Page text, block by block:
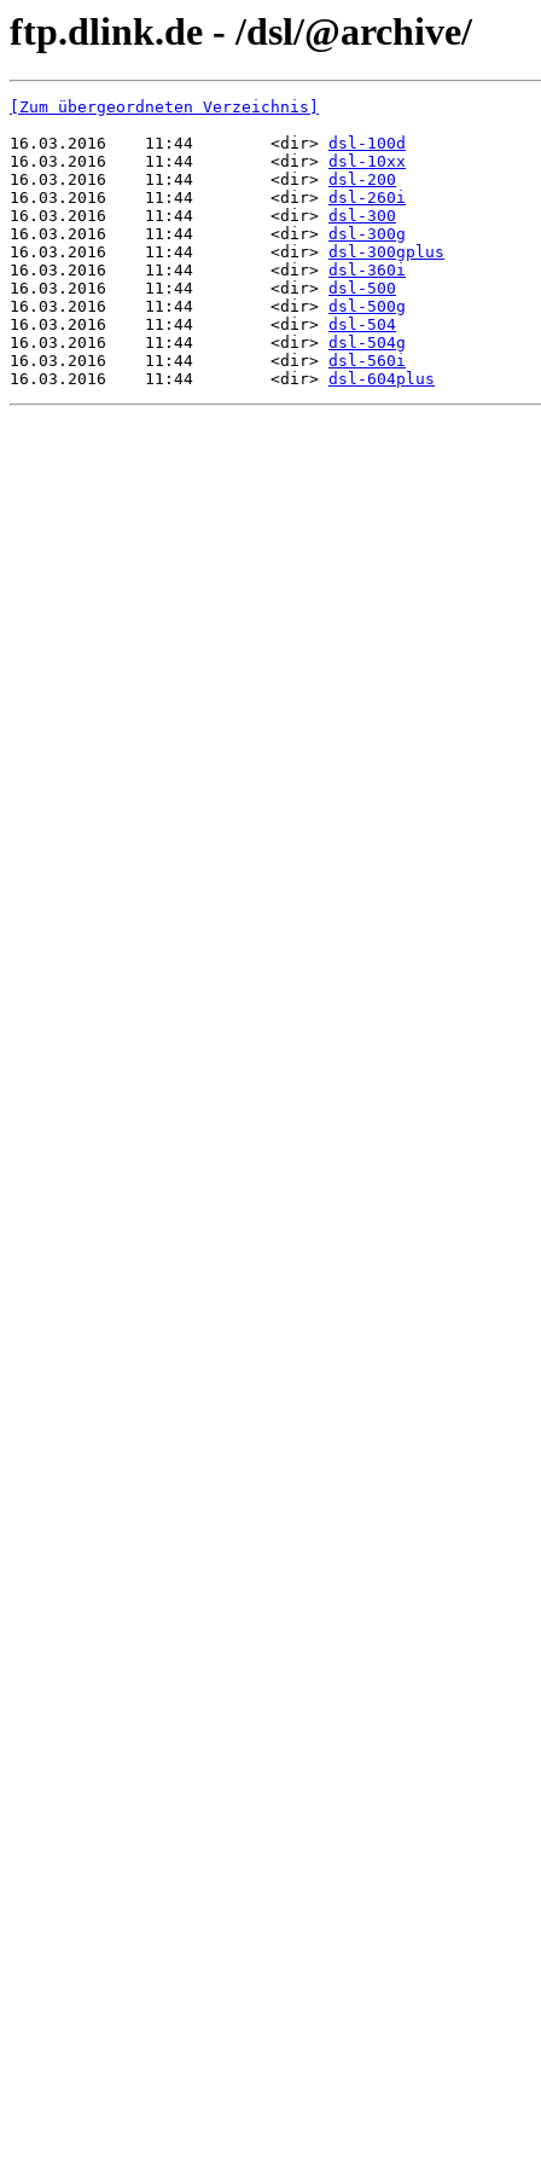
ftp.dlink.de - /dsl/@archive/
[Zum übergeordneten Verzeichnis]
16.03.2016    11:44        <dir> dsl-100d
16.03.2016    11:44        <dir> dsl-10xx
16.03.2016    11:44        <dir> dsl-200
16.03.2016    11:44        <dir> dsl-260i
16.03.2016    11:44        <dir> dsl-300
16.03.2016    11:44        <dir> dsl-300g
16.03.2016    11:44        <dir> dsl-300gplus
16.03.2016    11:44        <dir> dsl-360i
16.03.2016    11:44        <dir> dsl-500
16.03.2016    11:44        <dir> dsl-500g
16.03.2016    11:44        <dir> dsl-504
16.03.2016    11:44        <dir> dsl-504g
16.03.2016    11:44        <dir> dsl-560i
16.03.2016    11:44        <dir> dsl-604plus